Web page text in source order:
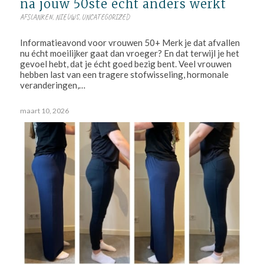
na jouw 50ste écht anders werkt
AFSLANKEN, NIEUWS, UNCATEGORIZED
Informatieavond voor vrouwen 50+ Merk je dat afvallen
nu écht moeilijker gaat dan vroeger? En dat terwijl je het
gevoel hebt, dat je écht goed bezig bent. Veel vrouwen
hebben last van een tragere stofwisseling, hormonale
veranderingen,…
maart 10, 2026